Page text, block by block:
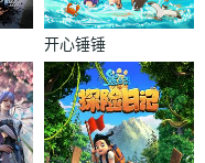
开心锤锤